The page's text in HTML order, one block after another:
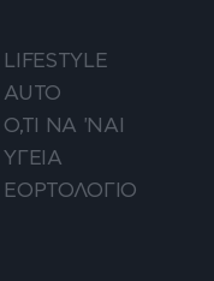
LIFESTYLE
AUTO
Ο,ΤΙ ΝΑ 'ΝΑΙ
ΥΓΕΙΑ
ΕΟΡΤΟΛΟΓΙΟ